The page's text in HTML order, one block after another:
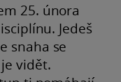
25. února
Jedeš
snaha se
vidět.